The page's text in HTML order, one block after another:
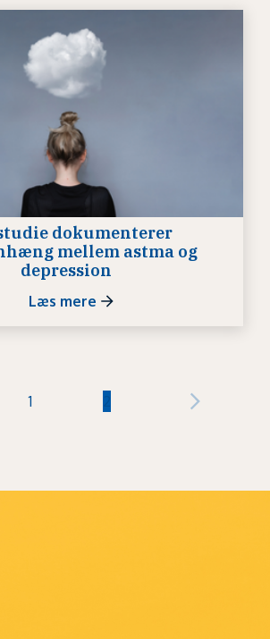
dokumenterer
mellem astma og
depression
Læs mere
1 2